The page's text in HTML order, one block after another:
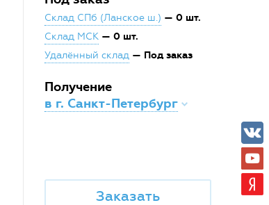
Склад СПб (Ланское ш.) — 0 шт.
Склад МСК — 0 шт.
Удалённый склад — Под заказ
Получение
в г. Санкт-Петербург
Заказать